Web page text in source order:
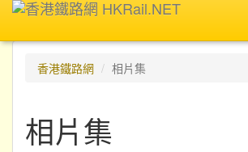
香港鐵路網
相片集
相片集